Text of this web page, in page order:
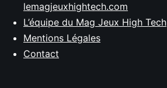
lemagjeuxhightech.com
L’équipe du Mag Jeux High Tech
Mentions Légales
Contact